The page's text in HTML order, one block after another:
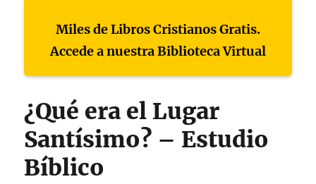
Miles de Libros Cristianos Gratis.
Accede a nuestra Biblioteca Virtual
¿Qué era el Lugar
Santísimo? – Estudio
Bíblico